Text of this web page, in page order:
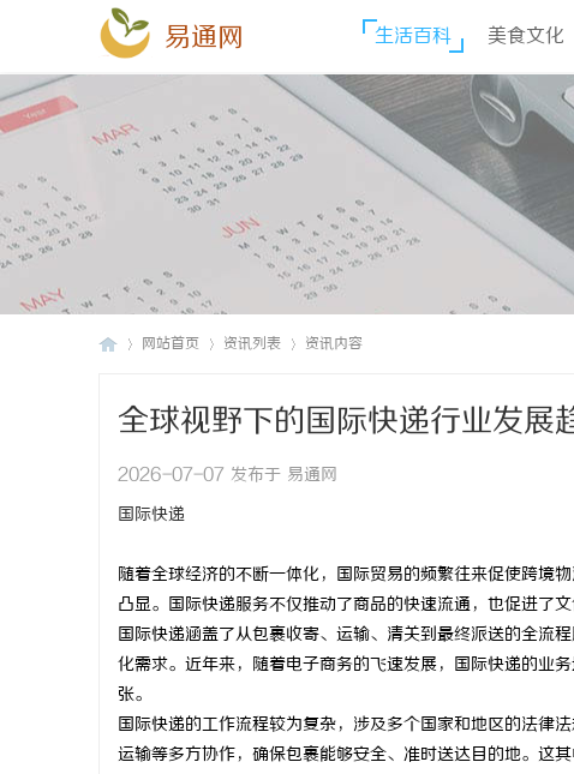
易通网 生活百科 美食文化
网站首页 资讯列表 资讯内容
全球视野下的国际快递行业发展
2026-07-07 发布于 易通网
国际快递
随着全球经济的不断一体化，国际贸易的频繁往来促使跨境
凸显。国际快递服务不仅推动了商品的快速流通，也促进了
国际快递涵盖了从包裹收寄、运输、清关到最终派送的全流
化需求。近年来，随着电子商务的飞速发展，国际快递的业
张。
国际快递的工作流程较为复杂，涉及多个国家和地区的法律
运输等多方协作，确保包裹能够安全、准时送达目的地。这